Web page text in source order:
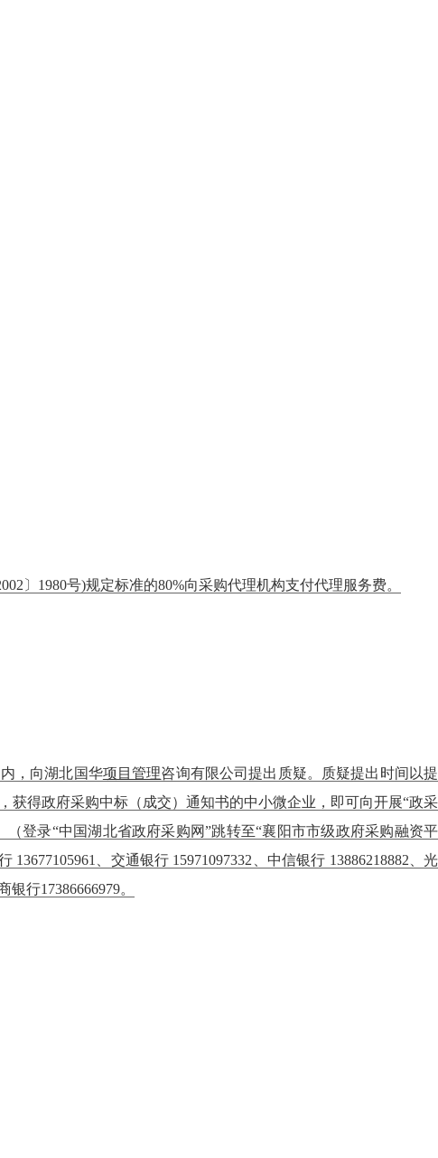
〕1980号)规定标准的80%向采购代理机构支付代理服务费。
，向湖北国华项目管理咨询有限公司提出质疑。质疑提出时间以提
获得政府采购中标（成交）通知书的中小微企业，即可向开展“政采
登录“中国湖北省政府采购网”跳转至“襄阳市市级政府采购融资平
、交通银行 15971097332、中信银行 13886218882、光
行17386666979。